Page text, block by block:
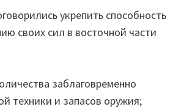
укрепить способность
своих сил в восточной части
заблаговременно
техники и запасов оружия;